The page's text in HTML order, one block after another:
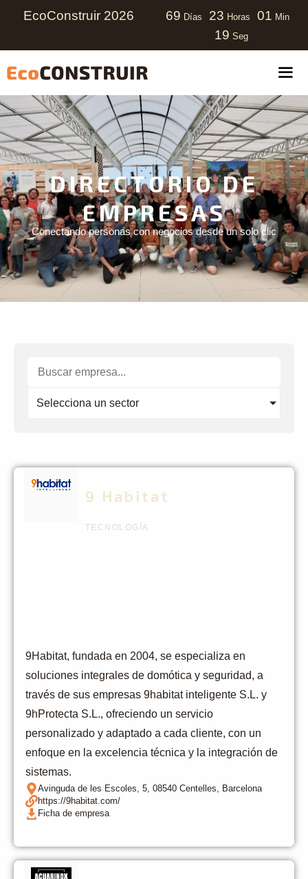
EcoConstruir 2026 69 Días 23 Horas 01 Min
18 Seg
DIRECTORIO DE
EMPRESAS
Conectando personas con negocios desde un solo clic
Selecciona un sector
9 Habitat
TECNOLOGÍA
9Habitat, fundada en 2004, se especializa en
soluciones integrales de domótica y seguridad, a
través de sus empresas 9habitat inteligente S.L. y
9hProtecta S.L., ofreciendo un servicio
personalizado y adaptado a cada cliente, con un
enfoque en la excelencia técnica y la integración de
sistemas.
Avinguda de les Escoles, 5, 08540 Centelles, Barcelona
https://9habitat.com/
Ficha de empresa